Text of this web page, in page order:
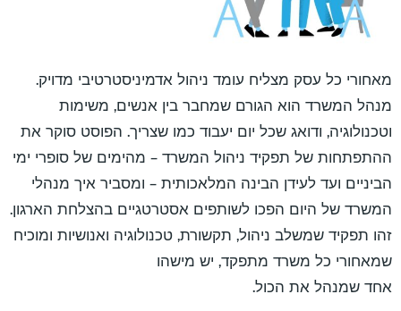
מאחורי כל עסק מצליח עומד ניהול אדמיניסטרטיבי מדויק.
מנהל המשרד הוא הגורם שמחבר בין אנשים, משימות
וטכנולוגיה, ודואג שכל יום יעבוד כמו שצריך. הפוסט סוקר את
ההתפתחות של תפקיד ניהול המשרד – מהימים של סופרי ימי
הביניים ועד לעידן הבינה המלאכותית – ומסביר איך מנהלי
המשרד של היום הפכו לשותפים אסטרטגיים בהצלחת הארגון.
זהו תפקיד שמשלב ניהול, תקשורת, טכנולוגיה ואנושיות ומוכיח
שמאחורי כל משרד מתפקד, יש מישהו
אחד שמנהל את הכול.